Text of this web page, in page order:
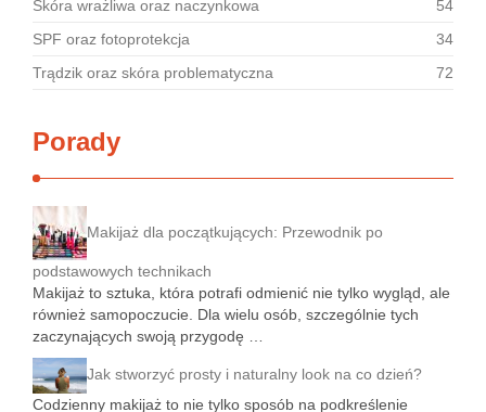
Skóra wrażliwa oraz naczynkowa
54
SPF oraz fotoprotekcja
34
Trądzik oraz skóra problematyczna
72
Porady
Makijaż dla początkujących: Przewodnik po
podstawowych technikach
Makijaż to sztuka, która potrafi odmienić nie tylko wygląd, ale
również samopoczucie. Dla wielu osób, szczególnie tych
zaczynających swoją przygodę …
Jak stworzyć prosty i naturalny look na co dzień?
Codzienny makijaż to nie tylko sposób na podkreślenie